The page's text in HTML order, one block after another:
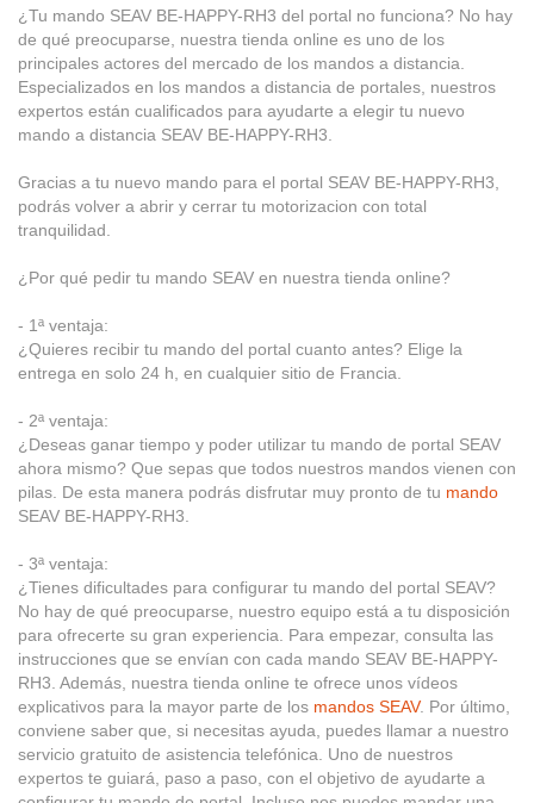
¿Tu mando SEAV BE-HAPPY-RH3 del portal no funciona? No hay
de qué preocuparse, nuestra tienda online es uno de los
principales actores del mercado de los mandos a distancia.
Especializados en los mandos a distancia de portales, nuestros
expertos están cualificados para ayudarte a elegir tu nuevo
mando a distancia SEAV BE-HAPPY-RH3.
Gracias a tu nuevo mando para el portal SEAV BE-HAPPY-RH3,
podrás volver a abrir y cerrar tu motorizacion con total
tranquilidad.
¿Por qué pedir tu mando SEAV en nuestra tienda online?
- 1ª ventaja:
¿Quieres recibir tu mando del portal cuanto antes? Elige la
entrega en solo 24 h, en cualquier sitio de Francia.
- 2ª ventaja:
¿Deseas ganar tiempo y poder utilizar tu mando de portal SEAV
ahora mismo? Que sepas que todos nuestros mandos vienen con
pilas. De esta manera podrás disfrutar muy pronto de tu mando
SEAV BE-HAPPY-RH3.
- 3ª ventaja:
¿Tienes dificultades para configurar tu mando del portal SEAV?
No hay de qué preocuparse, nuestro equipo está a tu disposición
para ofrecerte su gran experiencia. Para empezar, consulta las
instrucciones que se envían con cada mando SEAV BE-HAPPY-
RH3. Además, nuestra tienda online te ofrece unos vídeos
explicativos para la mayor parte de los mandos SEAV. Por último,
conviene saber que, si necesitas ayuda, puedes llamar a nuestro
servicio gratuito de asistencia telefónica. Uno de nuestros
expertos te guiará, paso a paso, con el objetivo de ayudarte a